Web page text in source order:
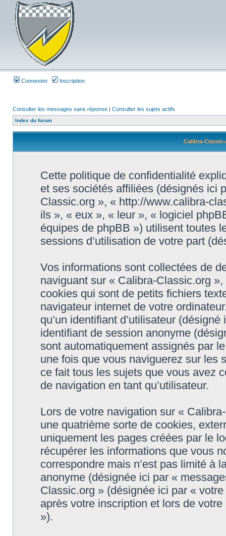
Connexion Inscription
Consulter les messages sans réponse | Consulter les sujets actifs
Index du forum
Calibra-
Cette politique de confidentialité
et ses sociétés affiliées (désignés ici
Classic.org », « http://www.calibra-
ils », « eux », « leur », « logiciel
équipes de phpBB ») utilisent toutes
sessions d’utilisation de votre part
Vos informations sont collectées de
naviguant sur « Calibra-Classic.org
cookies qui sont de petits fichiers
navigateur internet de votre
qu’un identifiant d’utilisateur
identifiant de session anonyme
sont automatiquement assignés par
une fois que vous naviguerez sur les
ce fait tous les sujets que vous avez
de navigation en tant qu’utilisateur.
Lors de votre navigation sur «
une quatrième sorte de cookies,
uniquement les pages créées par le
récupérer les informations que vous
correspondre mais n’est pas limité à
anonyme (désignée ici par «
Classic.org » (désignée ici par «
après votre inscription et lors de
»).